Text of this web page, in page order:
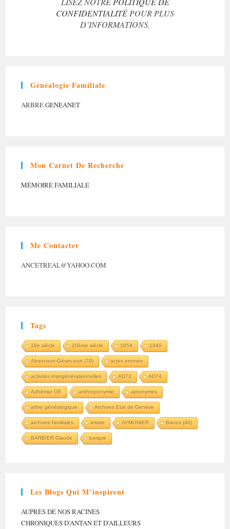
CONFIDENTIALITÉ POUR PLUS
D’INFORMATIONS.
Généalogie Familiale
ARBREGENEANET
Mon Carnet De Recherche
MÉMOIRE FAMILIALE
Me Contacter
ANCETREAL@YAHOO.COM
Tags
19e siècle 20ème siècle 1854 1940
Aboncourt-Gésincourt (70) actes erronés
activités intergénérationnelles AD73 AD74
Adhémar GE anthroponymie aptonymes
arbre généalogique Archives Etat de Genève
archives familiales artiste AYMONIER Banos (40)
BARBIER Claude barque
Les Blogs Qui M’inspirent
AUPRÈS DE NOS RACINES
CHRONIQUES D’ANTAN ET D’AILLEURS